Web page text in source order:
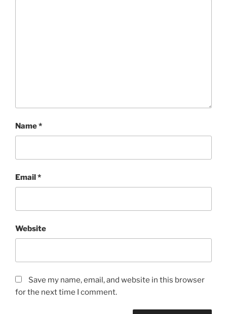
Name*
Email*
Website
Save my name, email, and website in this browser
for the next time I comment.